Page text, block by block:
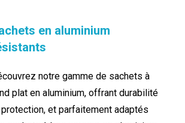
en aluminium
notre gamme de sachets à
plat en aluminium, offrant durabilité
et parfaitement adaptés